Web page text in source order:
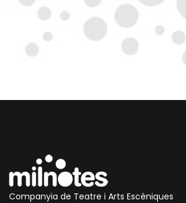
Companyia de Teatre i Arts Escèniques